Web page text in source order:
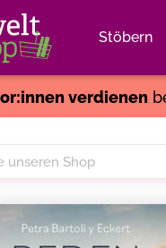
Stöbern
verdienen